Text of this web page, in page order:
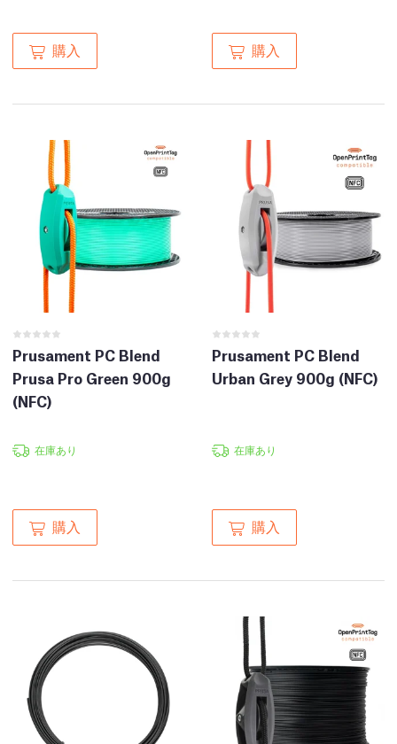
購入 購入
Prusament PC Blend
Prusa Pro Green 900g
(NFC)
在庫あり
購入
Prusament PC Blend
Urban Grey 900g (NFC)
在庫あり
購入